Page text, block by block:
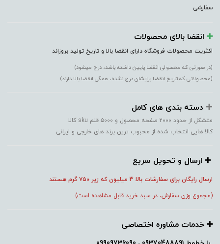
سفارشی
➕️ انقضا بالای محصولات
اکثریت محصولات فروشگاه دارای انقضا بالا و تاریخ تولید بروزاند
(در صورتی که محصولی انقضا پایین داشته باشد، درج میشود)
(محصولاتی که تاریخ انقضا برایشان درج نشده، همگی انقضا بالا دارند)
➕️ دسته بندی های کامل
متشکل از حدود ۲۰۰۰ صفحه محصول و ۵۰۰۰ قلم sku کالا
کالا هایی انتخاب شده از محبوب ترین برند های خارجی و ایرانی
➕️ ارسال و تحویل سریع
ارسال رایگان برای سفارشات بالا 3 میلیون که زیر ۷۵۰ گرم هستند
(مجموع وزن سفارش، در سبد خرید قابل مشاهده است)
➕️ خدمات مشاوره اختصاصی